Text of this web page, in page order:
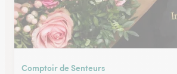
Comptoir de Senteurs